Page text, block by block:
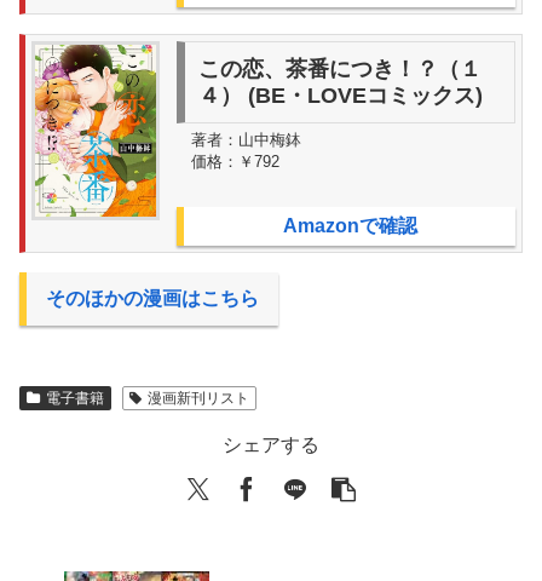
この恋、茶番につき！？（１
４） (BE・LOVEコミックス)
著者： 山中梅鉢
価格： ￥792
Amazonで確認
そのほかの漫画はこちら
電子書籍 漫画新刊リスト
シェアする